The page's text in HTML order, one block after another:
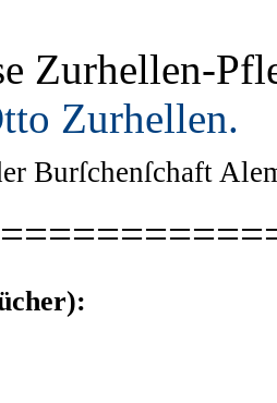
Zurhellen-
Zurhellen.
Burſchenſchaft